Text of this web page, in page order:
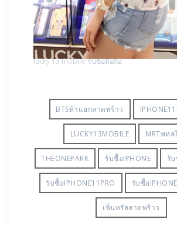
lucky 13 mobile รับซื้อมือถือ
BTSห้าแยกลาดพร้าว
LUCKY13MOBILE MRTพห
THEONEPARK รับซื้อIPHONE รั
รับซื้อIPHONE11PRO รับซื้อ
เซ็นทรัลลาดพร้าว